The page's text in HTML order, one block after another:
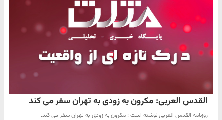
القدس العربی: مکرون به زودی به تهران سفر می کند
روزنامه القدس العربی نوشته است : مکرون به زودی به تهران سفر می کند.